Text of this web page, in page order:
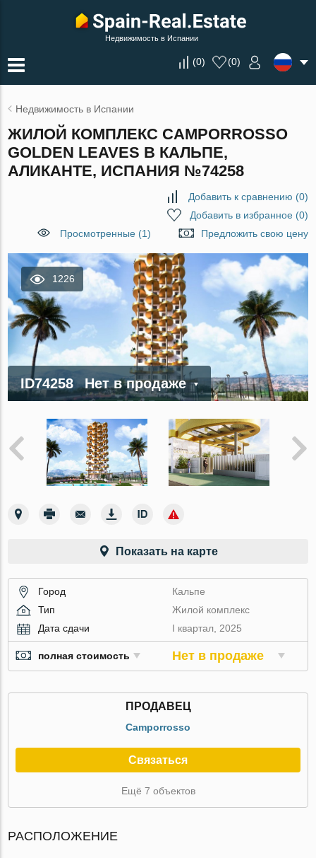
Недвижимость в Испании
(0) (0)
Недвижимость в Испании
ЖИЛОЙ КОМПЛЕКС CAMPORROSSO
GOLDEN LEAVES В КАЛЬПЕ,
АЛИКАНТЕ, ИСПАНИЯ №74258
Добавить к сравнению (0)
Добавить в избранное(0)
Просмотренные (1)
Предложить свою цену
1226
ID74258 Нет в продаже
Показать на карте
Город
Кальпе
Тип
Жилой комплекс
Дата сдачи
I квартал, 2025
полная стоимость Нет в продаже
ПРОДАВЕЦ
Camporrosso
Связаться
Ещё 7 объектов
РАСПОЛОЖЕНИЕ